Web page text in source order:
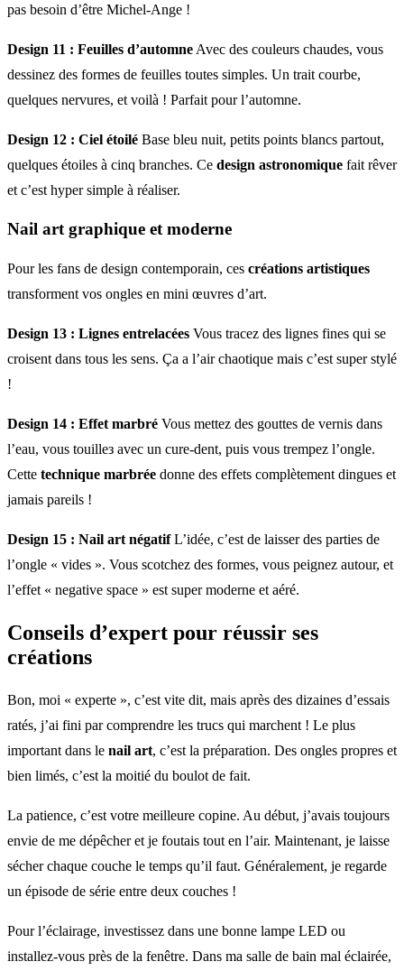
pas besoin d’être Michel-Ange !
Design 11 : Feuilles d’automne Avec des couleurs chaudes, vous
dessinez des formes de feuilles toutes simples. Un trait courbe,
quelques nervures, et voilà ! Parfait pour l’automne.
Design 12 : Ciel étoilé Base bleu nuit, petits points blancs partout,
quelques étoiles à cinq branches. Ce design astronomique fait rêver
et c’est hyper simple à réaliser.
Nail art graphique et moderne
Pour les fans de design contemporain, ces créations artistiques
transforment vos ongles en mini œuvres d’art.
Design 13 : Lignes entrelacées Vous tracez des lignes fines qui se
croisent dans tous les sens. Ça a l’air chaotique mais c’est super stylé
!
Design 14 : Effet marbré Vous mettez des gouttes de vernis dans
l’eau, vous touillез avec un cure-dent, puis vous trempez l’ongle.
Cette technique marbrée donne des effets complètement dingues et
jamais pareils !
Design 15 : Nail art négatifL’idée, c’est de laisser des parties de
l’ongle « vides ». Vous scotchez des formes, vous peignez autour, et
l’effet « negative space » est super moderne et aéré.
Conseils d’expert pour réussir ses
créations
Bon, moi « experte », c’est vite dit, mais après des dizaines d’essais
ratés, j’ai fini par comprendre les trucs qui marchent ! Le plus
important dans le nail art, c’est la préparation. Des ongles propres et
bien limés, c’est la moitié du boulot de fait.
La patience, c’est votre meilleure copine. Au début, j’avais toujours
envie de me dépêcher et je foutais tout en l’air. Maintenant, je laisse
sécher chaque couche le temps qu’il faut. Généralement, je regarde
un épisode de série entre deux couches !
Pour l’éclairage, investissez dans une bonne lampe LED ou
installez-vous près de la fenêtre. Dans ma salle de bain mal éclairée,